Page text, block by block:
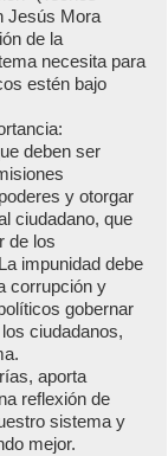
Jesús Mora
de la
necesita para
estén bajo
deben ser
y otorgar
ciudadano, que
de los
impunidad debe
corrupción y
gobernar
ciudadanos,
aporta
reflexión de
sistema y
mejor.